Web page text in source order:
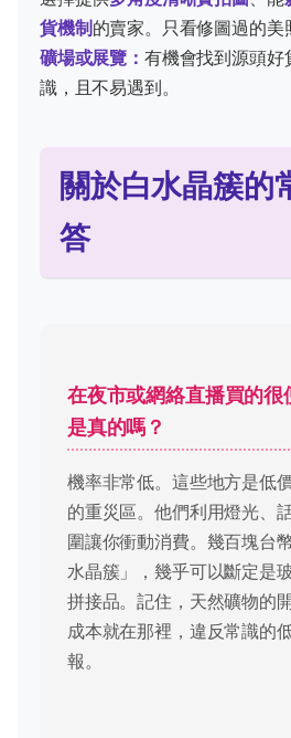
貨機制的賣家。只看修圖過的美
礦場或展覽： 有機會找到源頭好
識，且不易遇到。
關於白水晶簇的
答
在夜市或網絡直播買的很
是真的嗎？
機率非常低。這些地方是低
的重災區。他們利用燈光、
圍讓你衝動消費。幾百塊台
水晶簇」，幾乎可以斷定是
拼接品。記住，天然礦物的
成本就在那裡，違反常識的
報。